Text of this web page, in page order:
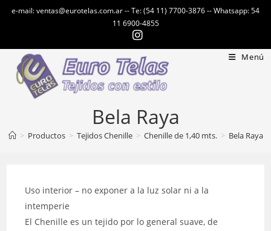
e-mail: ventas@eurotelas.com.ar -- Te: (54 11) 7700-3876 -- Whatsapp: 54
11 6900-4855
Menú
Bela Raya
> Productos > Tejidos Chenille > Chenille de 1,40 mts. > Bela Raya
Uso interior – no exponer a la luz solar ni a la
intemperie
El Chenille es un tejido por lo general suave, de